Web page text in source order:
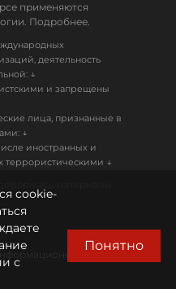
применяются
Подробнее.
деятельность
↓
и запрещены
лица, признанные в
↓
иностранных и
террористическими ↓
cookie-
с
Понятно